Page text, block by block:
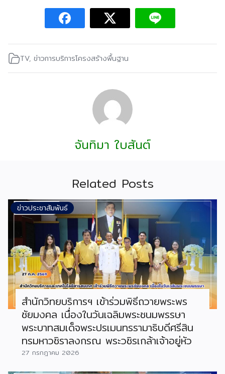
TV, ข่าวการบริการโครงสร้างพื้นฐาน
จันทิมา ใบสันต์
Related Posts
ข่าวประชาสัมพันธ์
สำนักวิทยบริการฯ เข้าร่วมพิธีถวายพระพร
ชัยมงคล เนื่องในวันเฉลิมพระชนมพรรษา
พระบาทสมเด็จพระปรเมนทรรามาธิบดีศรีสิน
ทรมหาวชิราลงกรณ พระวชิรเกล้าเจ้าอยู่หัว
27 กรกฎาคม 2026